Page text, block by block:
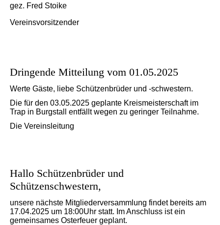
gez. Fred Stoike
Vereinsvorsitzender
Dringende Mitteilung vom 01.05.2025
Werte Gäste, liebe Schützenbrüder und -schwestern.
Die für den 03.05.2025 geplante Kreismeisterschaft im
Trap in Burgstall entfällt wegen zu geringer Teilnahme.
Die Vereinsleitung
Hallo Schützenbrüder und
Schützenschwestern,
unsere nächste Mitgliederversammlung findet bereits am
17.04.2025 um 18:00Uhr statt. Im Anschluss ist ein
gemeinsames Osterfeuer geplant.